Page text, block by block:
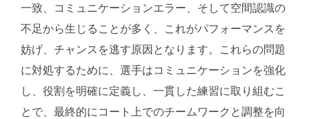
一致、コミュニケーションエラー、そして空間認識の
不足から生じることが多く、これがパフォーマンスを
妨げ、チャンスを逃す原因となります。これらの問題
に対処するために、選手はコミュニケーションを強化
し、役割を明確に定義し、一貫した練習に取り組むこ
とで、最終的にコート上でのチームワークと調整を向